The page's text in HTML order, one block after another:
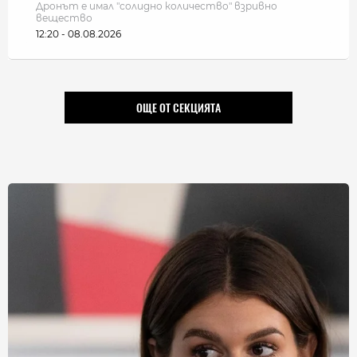
Дронът е имал "солидно количество" взривно
вещество
12:20 - 08.08.2026
ОЩЕ ОТ СЕКЦИЯТА